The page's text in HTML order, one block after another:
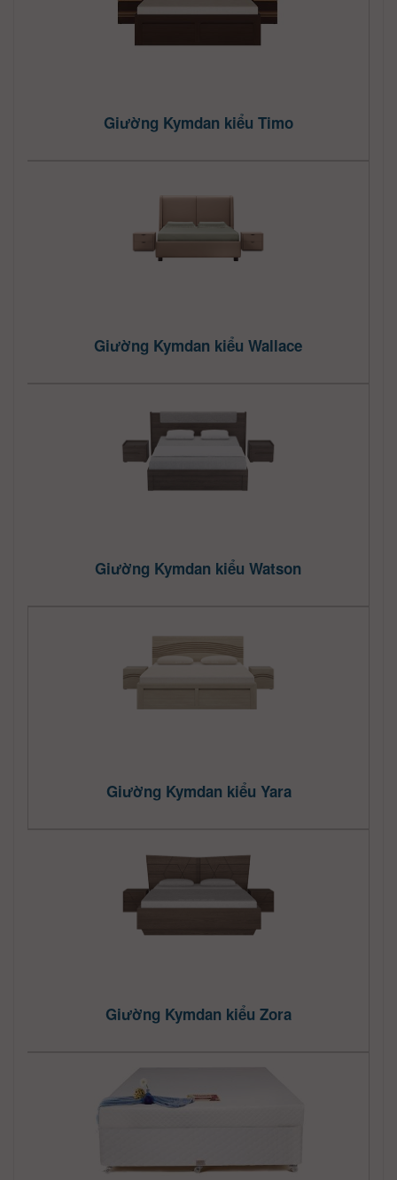
Giường Kymdan kiểu Timo
Giường Kymdan kiểu Wallace
Giường Kymdan kiểu Watson
Giường Kymdan kiểu Yara
Giường Kymdan kiểu Zora